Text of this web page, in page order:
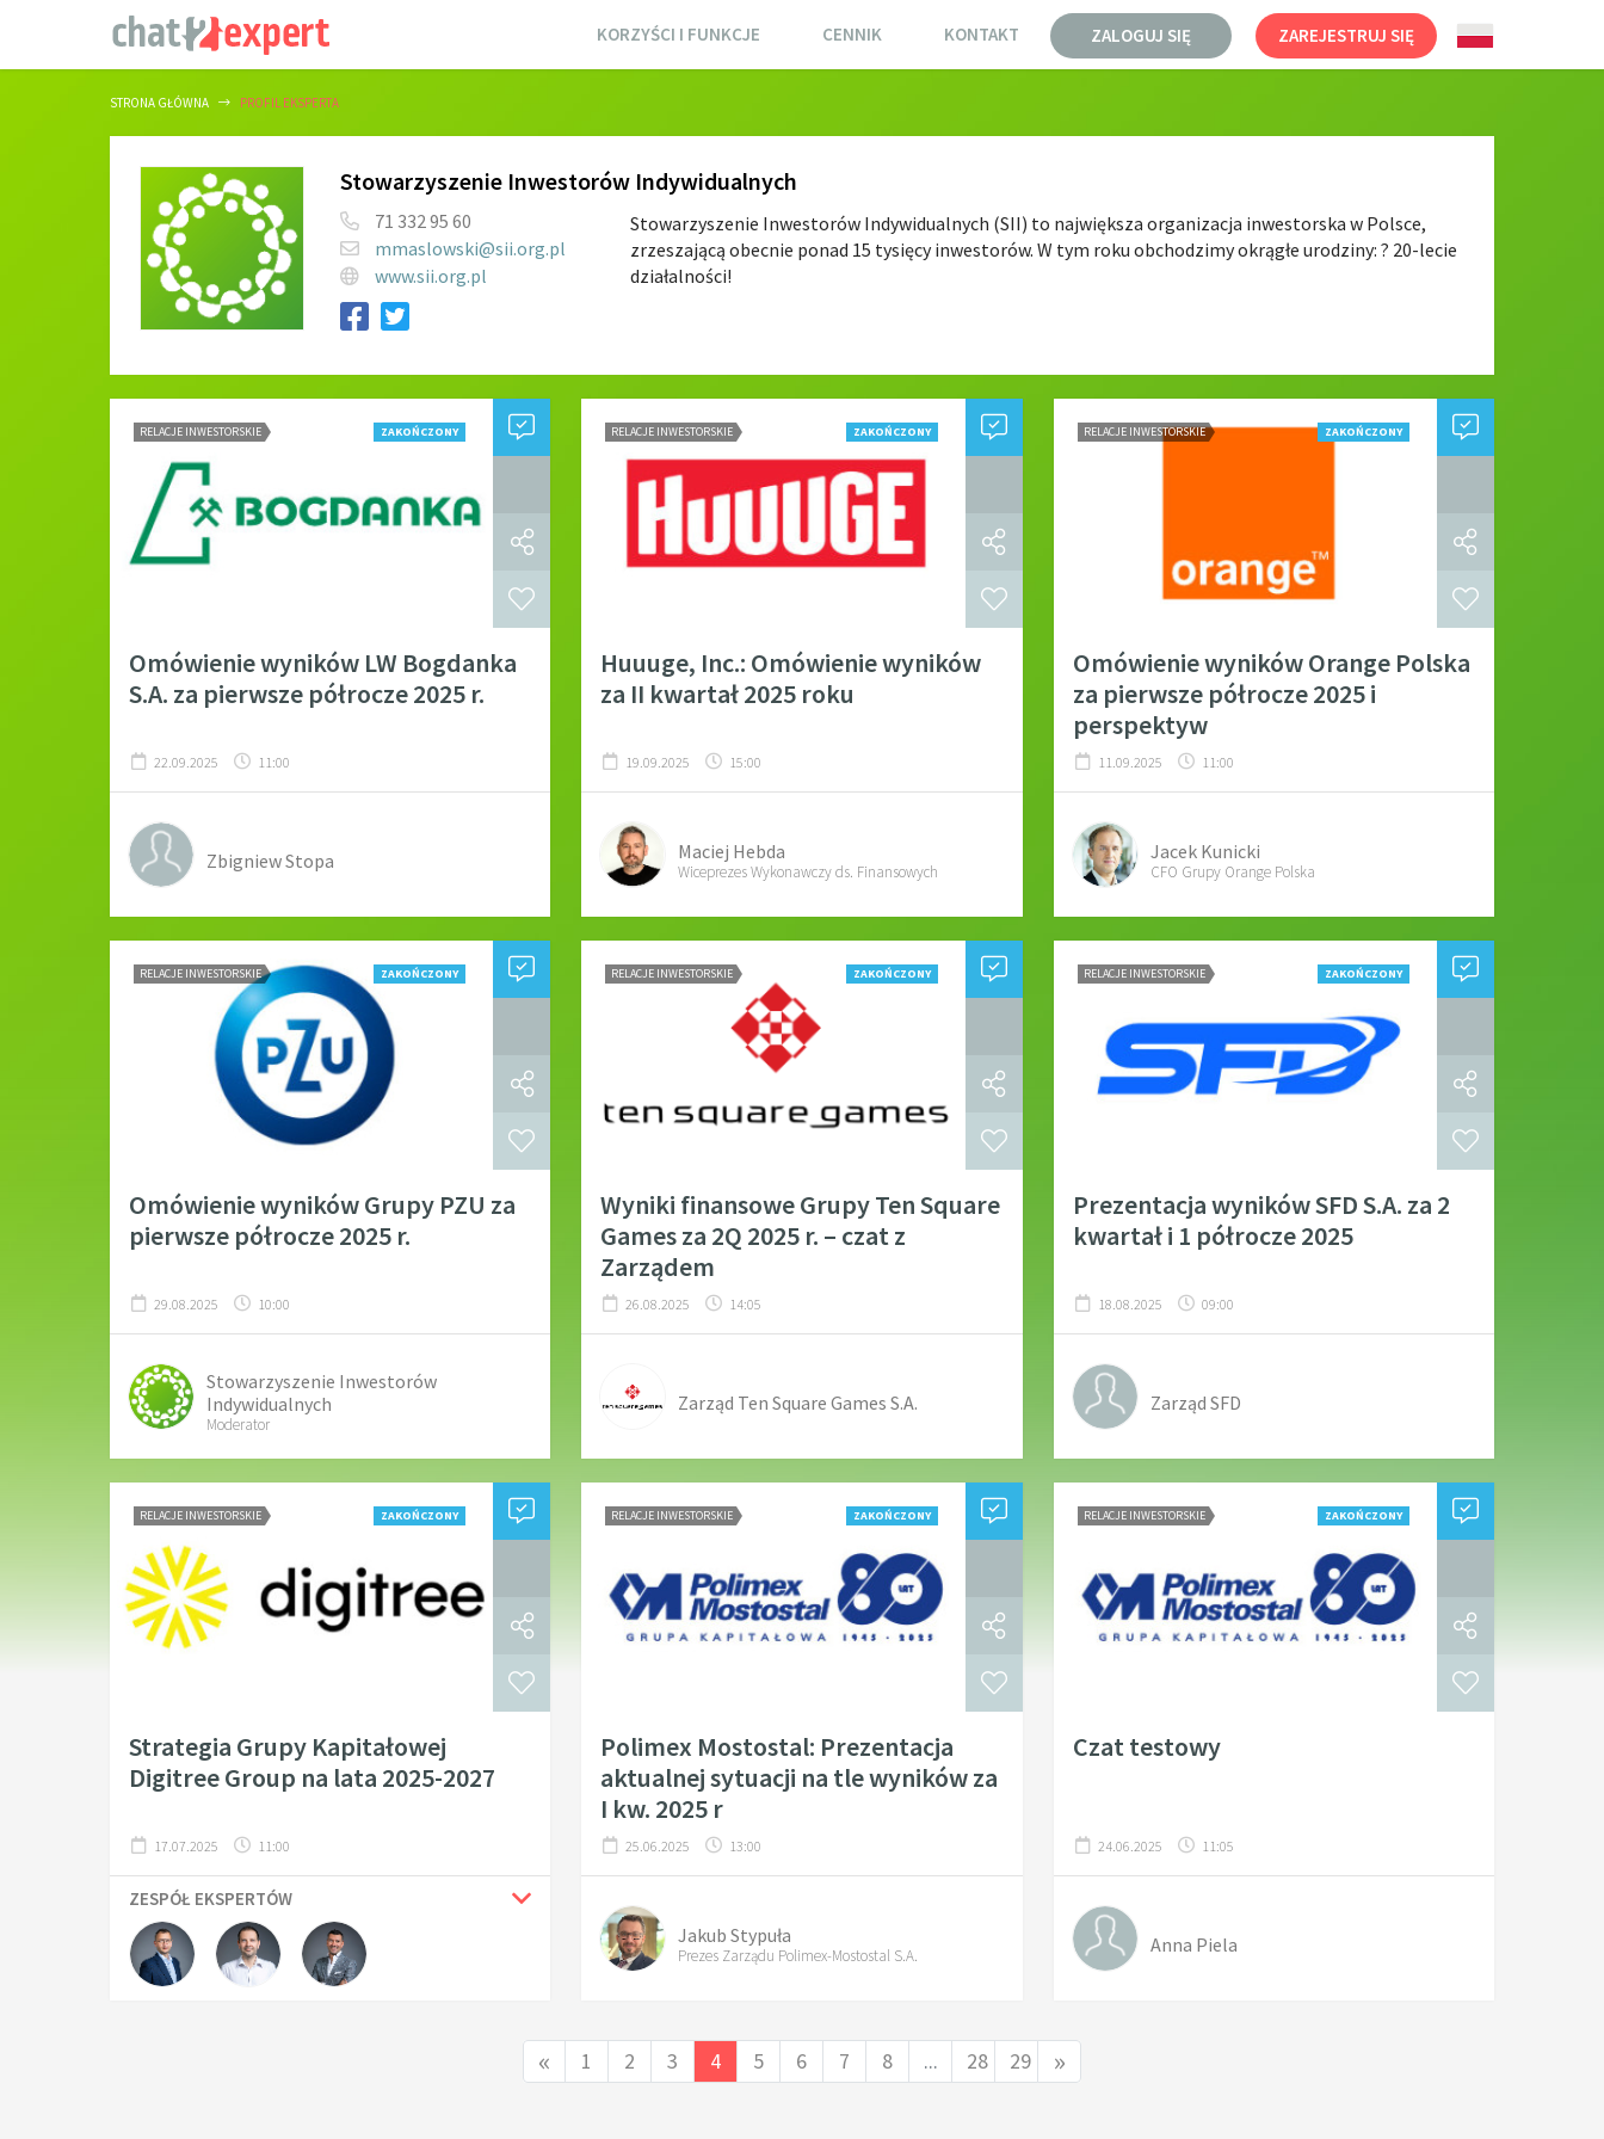
KORZYŚCI I FUNKCJE CENNIK KONTAKT ZALOGUJ SIĘ ZAREJESTRUJ SIĘ
STRONA GŁÓWNA PROFIL EKSPERTA
Stowarzyszenie Inwestorów Indywidualnych
71 332 95 60
mmaslowski@sii.org.pl
www.sii.org.pl
Stowarzyszenie Inwestorów Indywidualnych (SII) to największa organizacja inwestorska w Polsce,
zrzeszającą obecnie ponad 15 tysięcy inwestorów. W tym roku obchodzimy okrągłe urodziny: ? 20-lecie
działalności!
RELACJE INWESTORSKIE ZAKOŃCZONY
Omówienie wyników LW Bogdanka
S.A. za pierwsze półrocze 2025 r.
22.09.2025 11:00
Zbigniew Stopa
RELACJE INWESTORSKIE ZAKOŃCZONY
Huuuge, Inc.: Omówienie wyników
za II kwartał 2025 roku
19.09.2025 15:00
Maciej Hebda
Wiceprezes Wykonawczy ds. Finansowych
RELACJE INWESTORSKIE ZAKOŃCZONY
Omówienie wyników Orange Polska
za pierwsze półrocze 2025 i
perspektyw
11.09.2025 11:00
Jacek Kunicki
CFO Grupy Orange Polska
RELACJE INWESTORSKIE ZAKOŃCZONY
Omówienie wyników Grupy PZU za
pierwsze półrocze 2025 r.
29.08.2025 10:00
Stowarzyszenie Inwestorów
Indywidualnych
Moderator
RELACJE INWESTORSKIE ZAKOŃCZONY
Wyniki finansowe Grupy Ten Square
Games za 2Q 2025 r. – czat z
Zarządem
26.08.2025 14:05
Zarząd Ten Square Games S.A.
RELACJE INWESTORSKIE ZAKOŃCZONY
Prezentacja wyników SFD S.A. za 2
kwartał i 1 półrocze 2025
18.08.2025 09:00
Zarząd SFD
RELACJE INWESTORSKIE ZAKOŃCZONY
Strategia Grupy Kapitałowej
Digitree Group na lata 2025-2027
17.07.2025 11:00
ZESPÓŁ EKSPERTÓW
RELACJE INWESTORSKIE ZAKOŃCZONY
Polimex Mostostal: Prezentacja
aktualnej sytuacji na tle wyników za
I kw. 2025 r
25.06.2025 13:00
Jakub Stypuła
Prezes Zarządu Polimex-Mostostal S.A.
RELACJE INWESTORSKIE ZAKOŃCZONY
Czat testowy
24.06.2025 11:05
Anna Piela
« 1 2 3 4 5 6 7 8 ... 28 29 »